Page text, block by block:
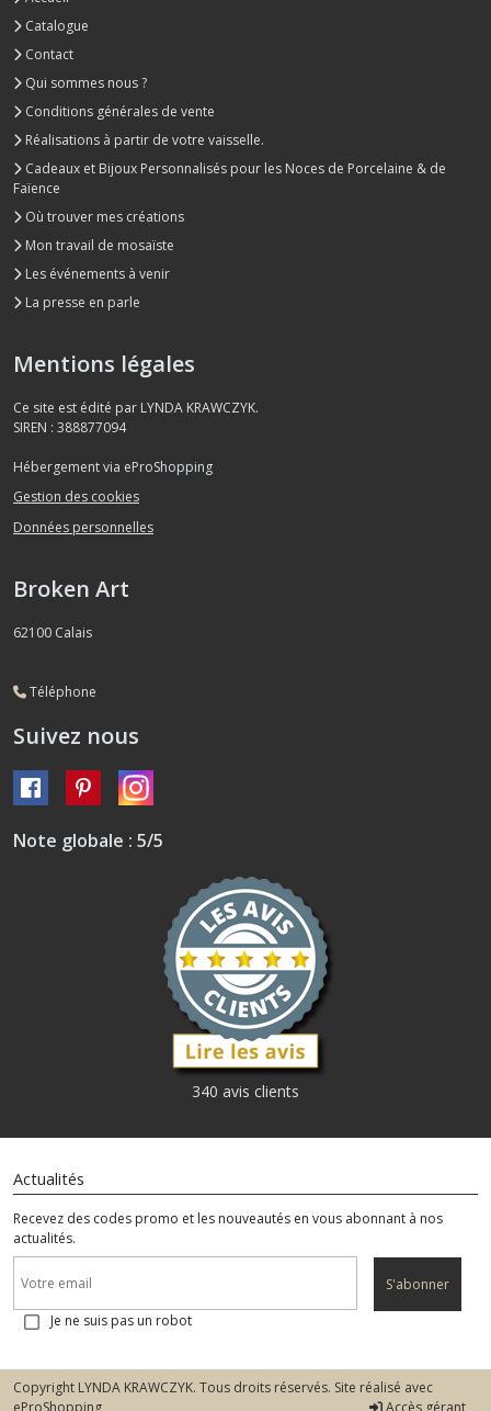
Catalogue
Contact
Qui sommes nous ?
Conditions générales de vente
Réalisations à partir de votre vaisselle.
Cadeaux et Bijoux Personnalisés pour les Noces de Porcelaine & de
Faïence
Où trouver mes créations
Mon travail de mosaïste
Les événements à venir
La presse en parle
Mentions légales
Ce site est édité par LYNDA KRAWCZYK.
SIREN : 388877094
Hébergement via eProShopping
Gestion des cookies
Données personnelles
Broken Art
62100 Calais
Téléphone
Suivez nous
Note globale : 5/5
340 avis clients
Actualités
Recevez des codes promo et les nouveautés en vous abonnant à nos
actualités.
S'abonner
Je ne suis pas un robot
Copyright LYNDA KRAWCZYK. Tous droits réservés. Site réalisé avec
eProShopping
Accès gérant